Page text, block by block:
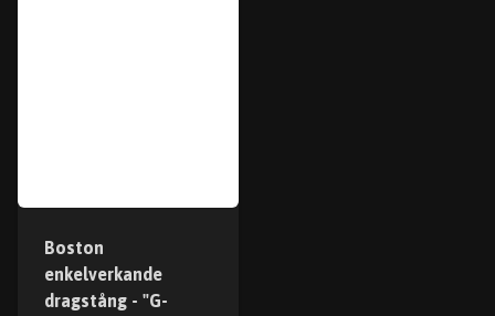
Boston
enkelverkande
dragstång - "G-